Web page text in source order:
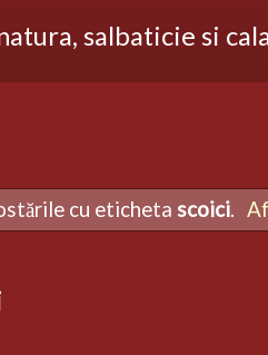
salbaticie si
cu eticheta scoici.